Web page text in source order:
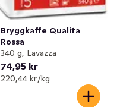
Bryggkaffe Qualita
Rossa
340 g, Lavazza
74,95 kr
220,44 kr /kg